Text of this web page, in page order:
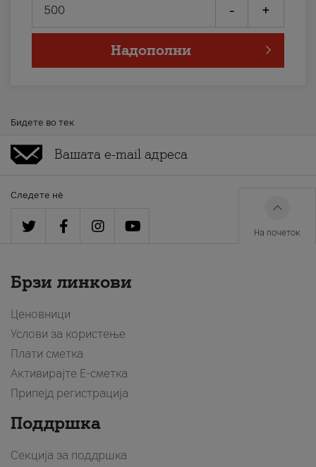
- +
Надополни
Бидете во тек
Следете нè
На почеток
Брзи линкови
Ценовници
Услови за користење
Плати сметка
Активирајте Е-сметка
Припејд регистрација
Поддршка
Секција за поддршка